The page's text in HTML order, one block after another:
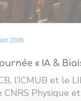
2026
« IA &
l’ICMUB et le
CNRS Physique